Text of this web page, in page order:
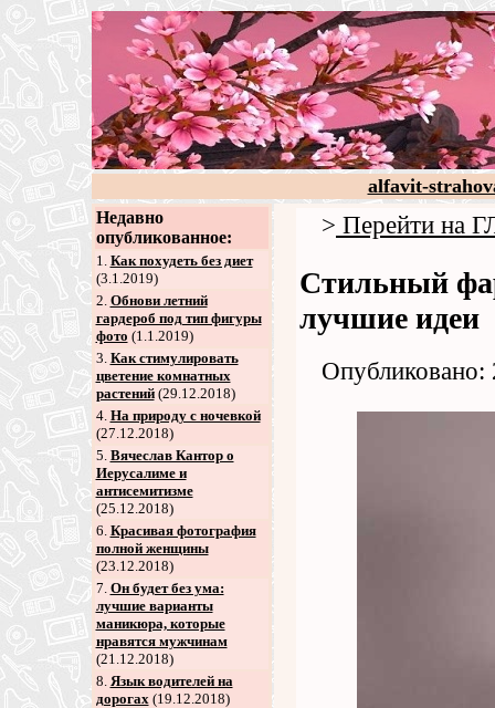
alfavit-
Недавно
опубликованное:
1. Как похудеть без диет
(3.1.2019)
2. Обнови летний
гардероб под тип фигуры
фото (1.1.2019)
3. Как стимулировать
цветение комнатных
растений(29.12.2018)
4. На природу с ночевкой
(27.12.2018)
5. Вячеслав Кантор о
Иерусалиме и
антисемитизме
(25.12.2018)
6. Красивая фотография
полной женщины
(23.12.2018)
7. Он будет без ума:
лучшие варианты
маникюра, которые
нравятся мужчинам
(21.12.2018)
8. Язык водителей на
дорогах(19.12.2018)
> Перейти на
Стильный
лучшие идеи
Опубликовано: